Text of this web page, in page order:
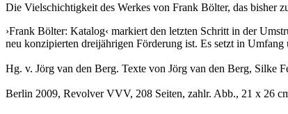
Die Vielschichtigkeit des Werkes von Frank Bölter, das bisher
›Frank Bölter: Katalog‹ markiert den letzten Schritt in der
neu konzipierten dreijährigen Förderung ist. Es setzt in
Hg. v. Jörg van den Berg. Texte von Jörg van den Berg, Silke
Berlin 2009, Revolver VVV, 208 Seiten, zahlr. Abb., 21 x 26